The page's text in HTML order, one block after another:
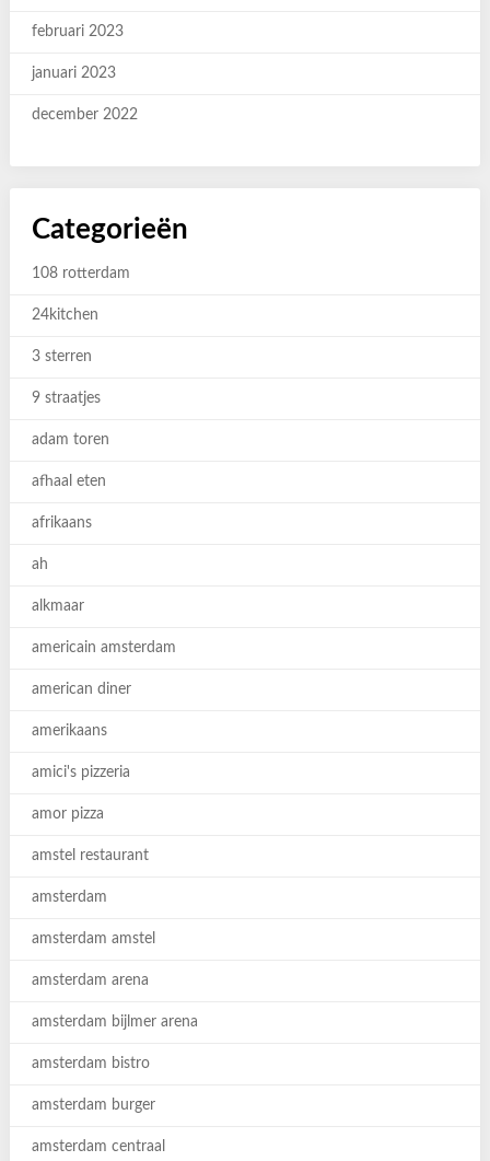
februari 2023
januari 2023
december 2022
Categorieën
108 rotterdam
24kitchen
3 sterren
9 straatjes
adam toren
afhaal eten
afrikaans
ah
alkmaar
americain amsterdam
american diner
amerikaans
amici's pizzeria
amor pizza
amstel restaurant
amsterdam
amsterdam amstel
amsterdam arena
amsterdam bijlmer arena
amsterdam bistro
amsterdam burger
amsterdam centraal